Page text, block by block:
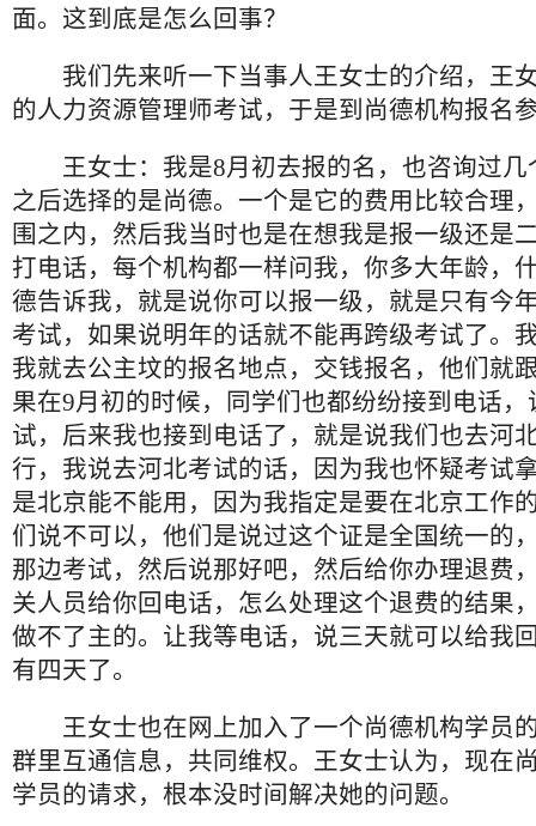
面。这到底是怎么回事？
我们先来听一下当事人王女士的介绍，王
的人力资源管理师考试，于是到尚德机构报名
王女士：我是8月初去报的名，也咨询过几
之后选择的是尚德。一个是它的费用比较合理
围之内，然后我当时也是在想我是报一级还是
打电话，每个机构都一样问我，你多大年龄，
德告诉我，就是说你可以报一级，就是只有今
考试，如果说明年的话就不能再跨级考试了。
我就去公主坟的报名地点，交钱报名，他们就
果在9月初的时候，同学们也都纷纷接到电话
试，后来我也接到电话了，就是说我们也去河
行，我说去河北考试的话，因为我也怀疑考试
是北京能不能用，因为我指定是要在北京工作
们说不可以，他们是说过这个证是全国统一的
那边考试，然后说那好吧，然后给你办理退费
关人员给你回电话，怎么处理这个退费的结果
做不了主的。让我等电话，说三天就可以给我
有四天了。
王女士也在网上加入了一个尚德机构学员
群里互通信息，共同维权。王女士认为，现在
学员的请求，根本没时间解决她的问题。